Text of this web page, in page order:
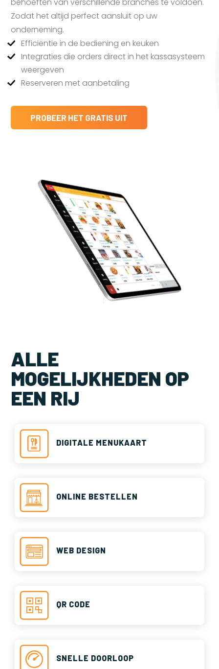
Zodat het altijd perfect aansluit op uw
onderneming.
Efficiëntie in de bediening en keuken
Integraties die orders direct in het kassasysteem
weergeven
Reserveren met aanbetaling
PROBEER HET GRATIS UIT
ALLE
MOGELIJKHEDEN OP
EEN RIJ
DIGITALE MENUKAART
ONLINE BESTELLEN
WEB DESIGN
QR CODE
SNELLE DOORLOOP